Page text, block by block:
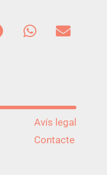
Avís legal
Contacte